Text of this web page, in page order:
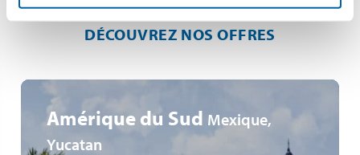
DÉCOUVREZ NOS OFFRES
Amérique du Sud Mexique,
Yucatan